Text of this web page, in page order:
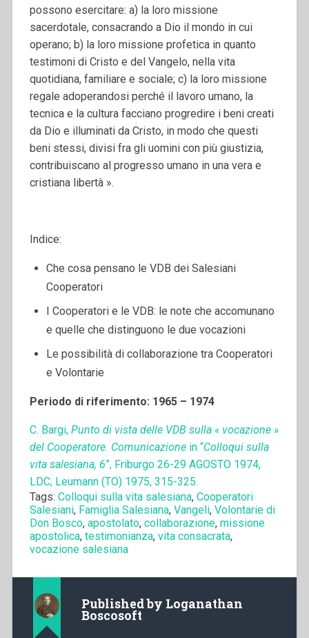
possono esercitare: a) la loro missione
sacerdotale, consacrando a Dio il mondo in cui
operano; b) la loro missione profetica in quanto
testimoni di Cristo e del Vangelo, nella vita
quotidiana, familiare e sociale; c) la loro missione
regale adoperandosi perché il lavoro umano, la
tecnica e la cultura facciano progredire i beni creati
da Dio e illuminati da Cristo, in modo che questi
beni stessi, divisi fra gli uomini con più giustizia,
contribuiscano al progresso umano in una vera e
cristiana libertà ».
Indice:
Che cosa pensano le VDB dei Salesiani
Cooperatori
I Cooperatori e le VDB: le note che accomunano
e quelle che distinguono le due vocazioni
Le possibilità di collaborazione tra Cooperatori
e Volontarie
Periodo di riferimento: 1965 – 1974
C. Bargi, Punto di vista delle VDB sulla « vocazione »
del Cooperatore. Comunicazionein “Colloqui sulla
vita salesiana, 6”, Friburgo 26-29 AGOSTO 1974,
LDC, Leumann (TO) 1975, 315-325.
Tags: Colloqui sulla vita salesiana, Cooperatori
Salesiani, Famiglia Salesiana, Vangeli, Volontarie di
Don Bosco, apostolato, collaborazione, missione
apostolica, testimonianza, vita consacrata,
vocazione salesiana
Published by Loganathan
Boscosoft